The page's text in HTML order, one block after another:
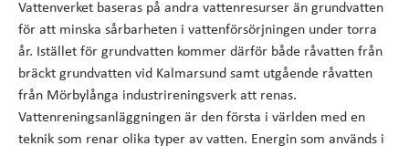
Vattenverket baseras på andra vattenresurser än grundvatten
för att minska sårbarheten i vattenförsörjningen under torra
år. Istället för grundvatten kommer därför både råvatten från
bräckt grundvatten vid Kalmarsund samt utgående råvatten
från Mörbylånga industrireningsverk att renas.
Vattenreningsanläggningen är den första i världen med en
teknik som renar olika typer av vatten. Energin som används i